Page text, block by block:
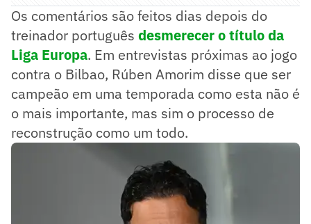
Os comentários são feitos dias depois do
treinador português desmerecer o título da
Liga Europa. Em entrevistas próximas ao jogo
contra o Bilbao, Rúben Amorim disse que ser
campeão em uma temporada como esta não é
o mais importante, mas sim o processo de
reconstrução como um todo.